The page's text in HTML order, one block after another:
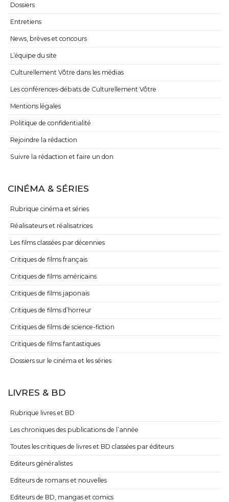
Dossiers
Entretiens
News, brèves et concours
L’équipe du site
Culturellement Vôtre dans les médias
Les conférences-débats de Culturellement Vôtre
Mentions légales
Politique de confidentialité
Rejoindre la rédaction
Suivre la rédaction et faire un don
CINÉMA & SÉRIES
Rubrique cinéma et séries
Réalisateurs et réalisatrices
Les films classées par décennies
Critiques de films français
Critiques de films américains
Critiques de films japonais
Critiques de films d’horreur
Critiques de films de science-fiction
Critiques de films fantastiques
Dossiers sur le cinéma et les séries
LIVRES & BD
Rubrique livres et BD
Les chroniques des publications de l’année
Toutes les critiques de livres et BD classées par éditeurs
Editeurs généralistes
Editeurs de romans et nouvelles
Editeurs de BD, mangas et comics